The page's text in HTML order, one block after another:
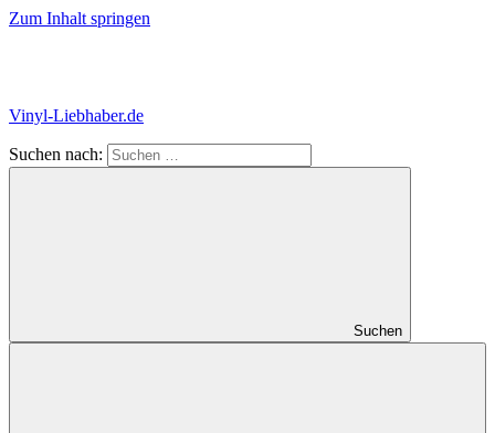
Zum Inhalt springen
Vinyl-Liebhaber.de
Der
Suchen nach:
Suchen